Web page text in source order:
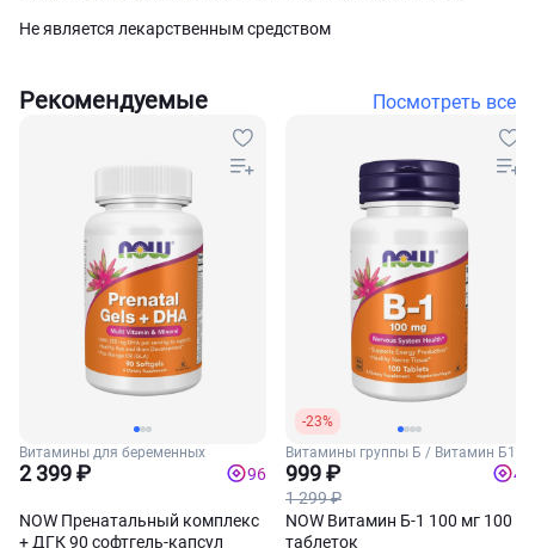
Не является лекарственным средством
Рекомендуемые Посмотреть все
Витамины для беременных
2 399 ₽ 96
NOW Пренатальный комплекс
+ ДГК 90 софтгель-капсул
-23%
Витамины группы Б / Витамин Б1
(Тиамин)
999 ₽
1 299 ₽
40
NOW Витамин Б-1 100 мг 100
таблеток